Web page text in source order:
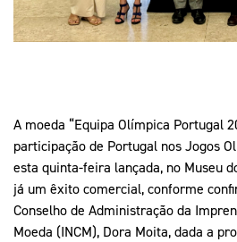
Arquivo Histórico
A moeda “Equipa Olímpica Portugal
participação de Portugal nos Jogos
esta quinta-feira lançada, no Museu
já um êxito comercial, conforme
Conselho de Administração da
Moeda (INCM), Dora Moita, dada a